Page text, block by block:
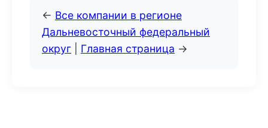
← Все компании в регионе
Дальневосточный федеральный
округ
Главная страница →